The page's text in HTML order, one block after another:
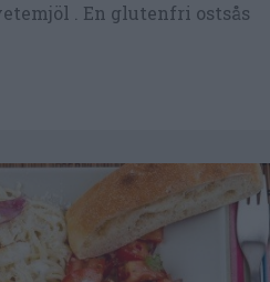
. En glutenfri ostsås